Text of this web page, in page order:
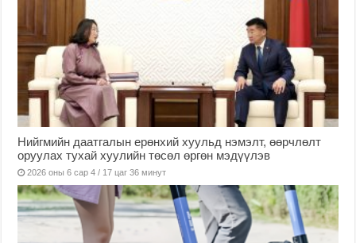
Нийгмийн даатгалын ерөнхий хуульд нэмэлт, өөрчлөлт
оруулах тухай хуулийн төсөл өргөн мэдүүлэв
2026 оны 6 сар 4 / 17 цаг 36 минут